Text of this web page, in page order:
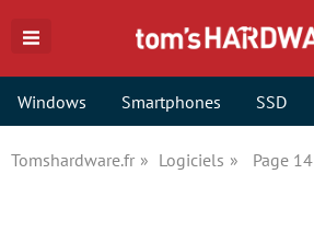
Windows Smartphones SSD
Tomshardware.fr Logiciels Page 14